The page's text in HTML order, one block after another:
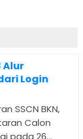
Alur
Login
SSCN BKN,
Calon
pada 26...